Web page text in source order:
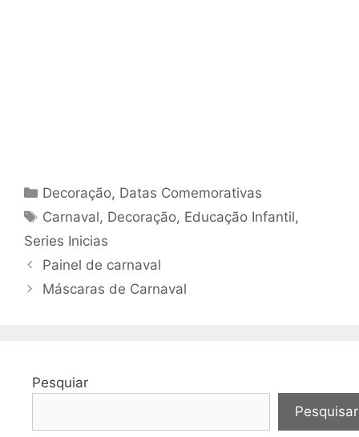
Categorias
Decoração, Datas Comemorativas
Tags
Carnaval, Decoração, Educação Infantil,
Series Inicias
Painel de carnaval
Máscaras de Carnaval
Pesquiar
Pesquisar